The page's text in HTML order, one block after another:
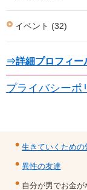
イベント (32)
⇒詳細プロフィー
プライバシーポ
生きていくため
異性の友達
自分が男でお金